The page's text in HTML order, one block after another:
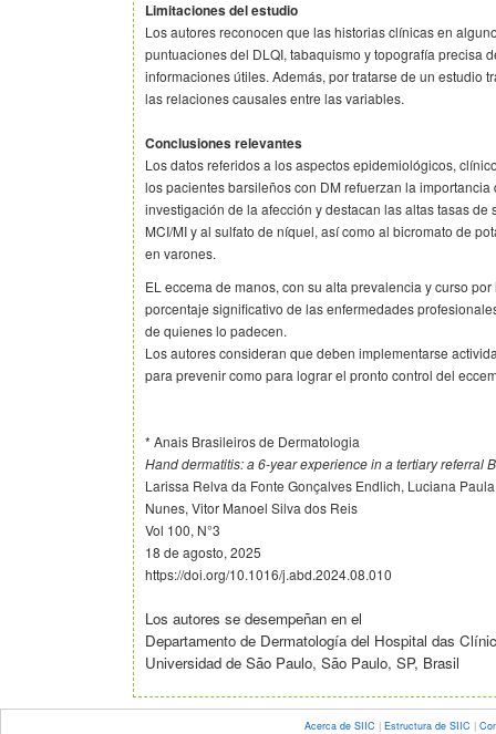
Limitaciones del estudio
Los autores reconocen que las historias clínicas en
puntuaciones del DLQI, tabaquismo y topografía precisa
informaciones útiles. Además, por tratarse de un estudio
las relaciones causales entre las variables.
Conclusiones relevantes
Los datos referidos a los aspectos epidemiológicos,
los pacientes barsileños con DM refuerzan la
investigación de la afección y destacan las altas tasas
MCI/MI y al sulfato de níquel, así como al bicromato de
en varones.
EL eccema de manos, con su alta prevalencia y curso
porcentaje significativo de las enfermedades
de quienes lo padecen.
Los autores consideran que deben implementarse
para prevenir como para lograr el pronto control del
* Anais Brasileiros de Dermatologia
Hand dermatitis: a 6-year experience in a tertiary referral
Larissa Relva da Fonte Gonçalves Endlich, Luciana
Nunes, Vitor Manoel Silva dos Reis
Vol 100, N°3
18 de agosto, 2025
https://doi.org/10.1016/j.abd.2024.08.010
Los autores se desempeñan en el
Departamento de Dermatología del Hospital das
Universidad de São Paulo, São Paulo, SP, Brasil
Acerca de SIIC | Estructura de SIIC |